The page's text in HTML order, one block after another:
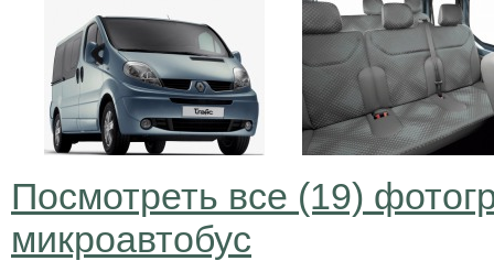
Посмотреть все (19)
микроавтобус